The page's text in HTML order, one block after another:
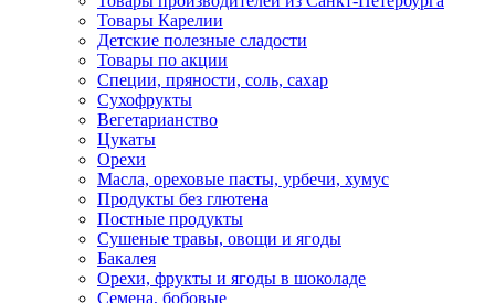
Товары Карелии
Детские полезные сладости
Товары по акции
Специи, пряности, соль, сахар
Сухофрукты
Вегетарианство
Цукаты
Орехи
Масла, ореховые пасты, урбечи, хумус
Продукты без глютена
Постные продукты
Сушеные травы, овощи и ягоды
Бакалея
Орехи, фрукты и ягоды в шоколаде
Семена, бобовые